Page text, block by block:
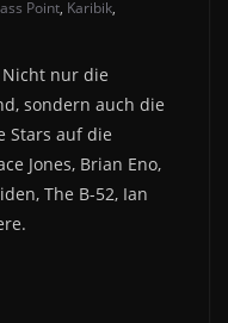
Point, Karibik,
Nicht nur die
sondern auch die
Stars auf die
Jones, Brian Eno,
The B-52, Ian